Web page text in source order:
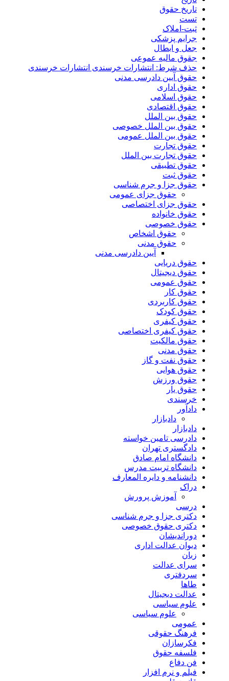
تاریخ حقوق
تست
ثبت-املاک
جرایم پزشکی
جعل و ابطال
جقوق مالیه عموعی
حذف شرط: انتشارات خرسندی انتشارات خرسندی
حقوق آیین دادرسی مدنی
حقوق اداری
حقوق اسلامی
حقوق اقتصادی
حقوق بین الملل
حقوق بین الملل خصوصی
حقوق بین الملل عمومی
حقوق تجارت
حقوق تجارت بین الملل
حقوق تطبیقی
حقوق ثبت
حقوق جزا و جرم شناسی
حقوق جزای عمومی
حقوق جزای اختصاصی
حقوق خانواده
حقوق خصوصی
حقوق اشخاص
حقوق مدنی
آیین دادرسی مدنی
حقوق دریایی
حقوق دیجیتال
حقوق عمومی
حقوق کار
حقوق کاربردی
حقوق کودک
حقوق کیفری
حقوق کیفری اختصاصی
حقوق مالکیت
حقوق مدنی
حقوق نفت و گاز
حقوق هوایی
حقوق ورزش
حقوق یار
خرسندی
دادآور
دادبازار
دادبازار
دادرسی تامین خواسته
دادگستری تهران
دانشگاه امام صادق
دانشگاه تربیت مدرس
دانشنامه و دایره المعارف
دراک
آموزش پرورش
درسی
دکتری جزا و جرم شناسی
دکتری حقوق خصوصی
دوراندیشان
دیوان عدالت اداری
زبان
سرای عدالت
سردفتری
طاها
عدالت دیجیتال
علوم سیاسی
علوم سیاسی
عمومی
فرهنگ حقوقی
فکرسازان
فلسفه حقوق
فن دفاع
فیلم و نرم افزار